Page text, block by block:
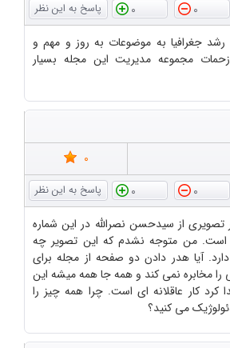
0
0
رشد جغرافیا به موضوعات به روز و مهم و
مجموعه مدیریت این مجله بسیار
0
0
0
از سیدحسن نصرالله در این شماره
من متوجه نشدم که این تصویر چه
آیا هدر دادن دو صفحه از مجله برای
مخابره نمی کند و همه جا همه میشه این
کرد کار عاقلانه ای است. چرا همه چیز را
می کنید؟